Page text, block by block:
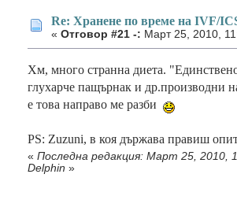
Re: Хранене по време на IVF/
« Отговор #21 -: Март 25, 2010,
Хм, много странна диета.
глухарче пащърнак и др.производни
е това направо ме разби
PS: Zuzuni, в коя държава правиш
« Последна редакция: Март 25, 2010,
Delphin »